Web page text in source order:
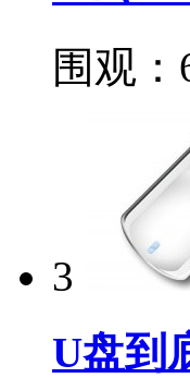
围观：
3
U盘到